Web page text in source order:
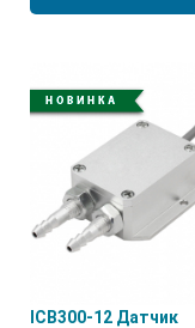
ICB300-12 Датчик